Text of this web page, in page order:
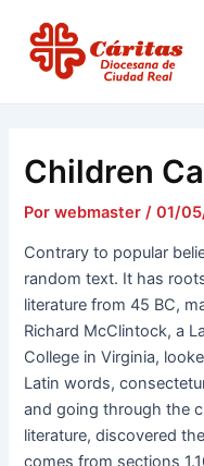
contenido
Children
Porwebmaster/01/
Contrary to popular
random text. It has
literature from 45 BC,
Richard McClintock, a
College in Virginia,
Latin words,
and going through the
literature, discovered
comes from sections
entradas